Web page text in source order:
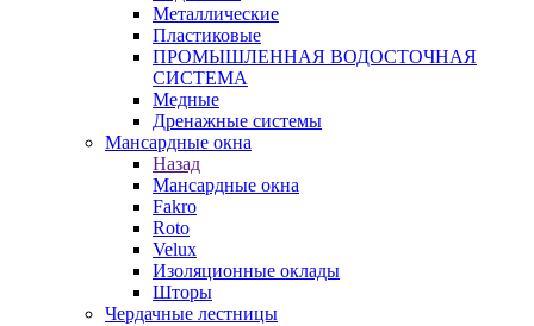
Металлические
Пластиковые
ПРОМЫШЛЕННАЯ ВОДОСТОЧНАЯ
СИСТЕМА
Медные
Дренажные системы
Мансардные окна
Назад
Мансардные окна
Fakro
Roto
Velux
Изоляционные оклады
Шторы
Чердачные лестницы